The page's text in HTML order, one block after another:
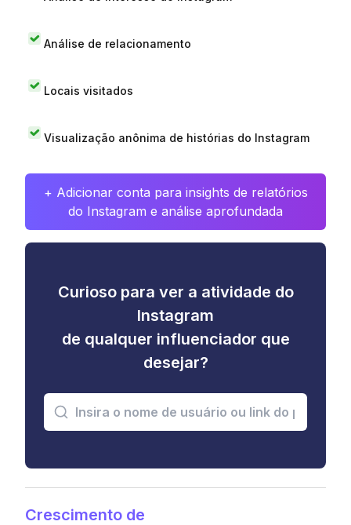
Análise de relacionamento
Locais visitados
Visualização anônima de histórias do Instagram
+ Adicionar conta para insights de relatórios
do Instagram e análise aprofundada
Curioso para ver a atividade do
Instagram
de qualquer influenciador que
desejar?
Crescimento de